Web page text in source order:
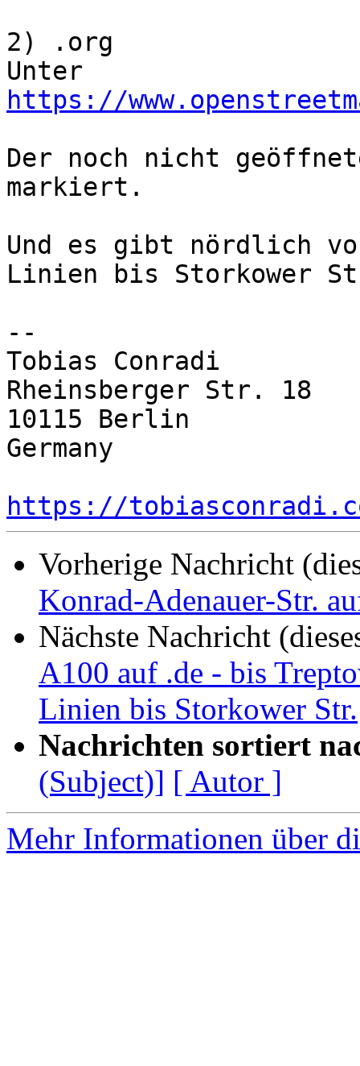
2) .org
https://
Der noch nicht
markiert.
Und es gibt nördlich
Linien bis Storkower
--
Tobias Conradi
Rheinsberger Str. 18
10115 Berlin
Germany
https://
Vorherige Nachricht
Konrad-Adenauer-Str.
Nächste Nachricht
A100 auf .de - bis
Linien bis Storkower Str.
Nachrichten sortiert
(Subject)] [ Autor ]
Mehr Informationen über